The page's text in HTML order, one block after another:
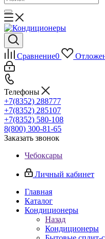
Сравнение0
Телефоны
+7(8352) 288777
+7(8352) 285107
+7(8352) 580-108
8(800) 300-81-65
Заказать звонок
Чебоксары
Личный кабинет
Главная
Каталог
Кондиционеры
Назад
Кондиционеры